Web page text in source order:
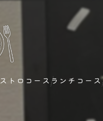
トロコース ランチコース